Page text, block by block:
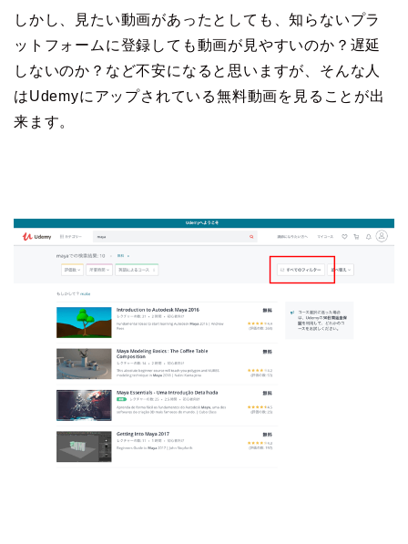
しかし、見たい動画があったとしても、知らないプラ
ットフォームに登録しても動画が見やすいのか？遅延
しないのか？など不安になると思いますが、そんな人
はUdemyにアップされている無料動画を見ることが出
来ます。